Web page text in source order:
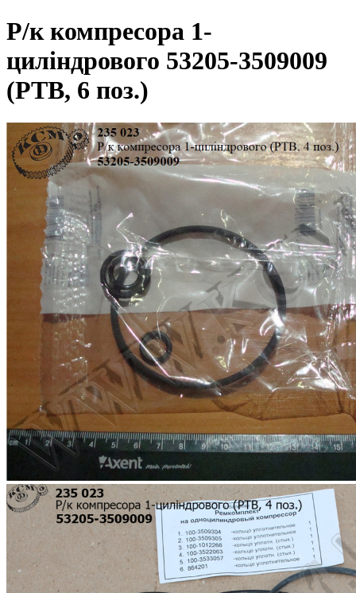
Р/к компресора 1-
циліндрового 53205-3509009
(РТВ, 6 поз.)